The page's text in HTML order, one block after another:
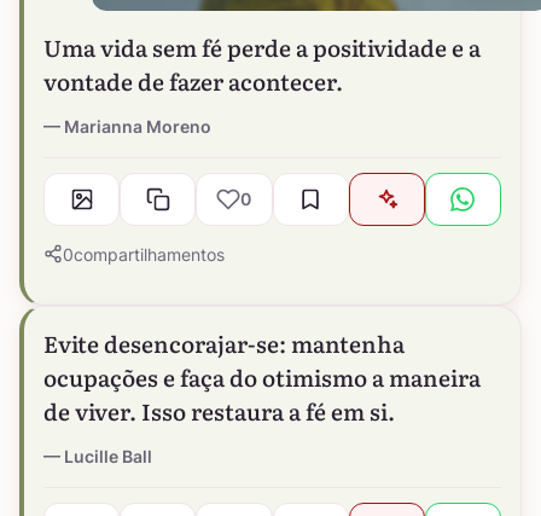
Uma vida sem fé perde a positividade e a
vontade de fazer acontecer.
Marianna Moreno
0
0compartilhamentos
Evite desencorajar-se: mantenha
ocupações e faça do otimismo a maneira
de viver. Isso restaura a fé em si.
Lucille Ball